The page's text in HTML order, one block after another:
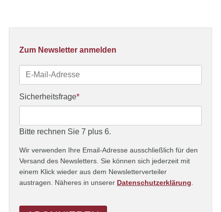
Zum Newsletter anmelden
E-
Mail-
Adresse
Pflichtfeld
Sicherheitsfrage*
Bitte rechnen Sie 7 plus 6.
Wir verwenden Ihre Email-Adresse ausschließlich für den
Versand des Newsletters. Sie können sich jederzeit mit
einem Klick wieder aus dem Newsletterverteiler
austragen. Näheres in unserer Datenschutzerklärung